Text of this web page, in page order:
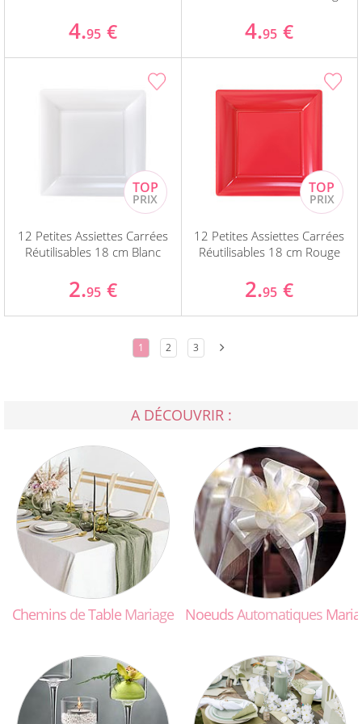
4.95 € 4.95 €
12 Petites Assiettes Carrées
Réutilisables 18 cm Blanc
2.95 €
12 Petites Assiettes Carrées
Réutilisables 18 cm Rouge
2.95 €
1 2 3
A DÉCOUVRIR :
Chemins deTable Mariage NoeudsAutomatiques